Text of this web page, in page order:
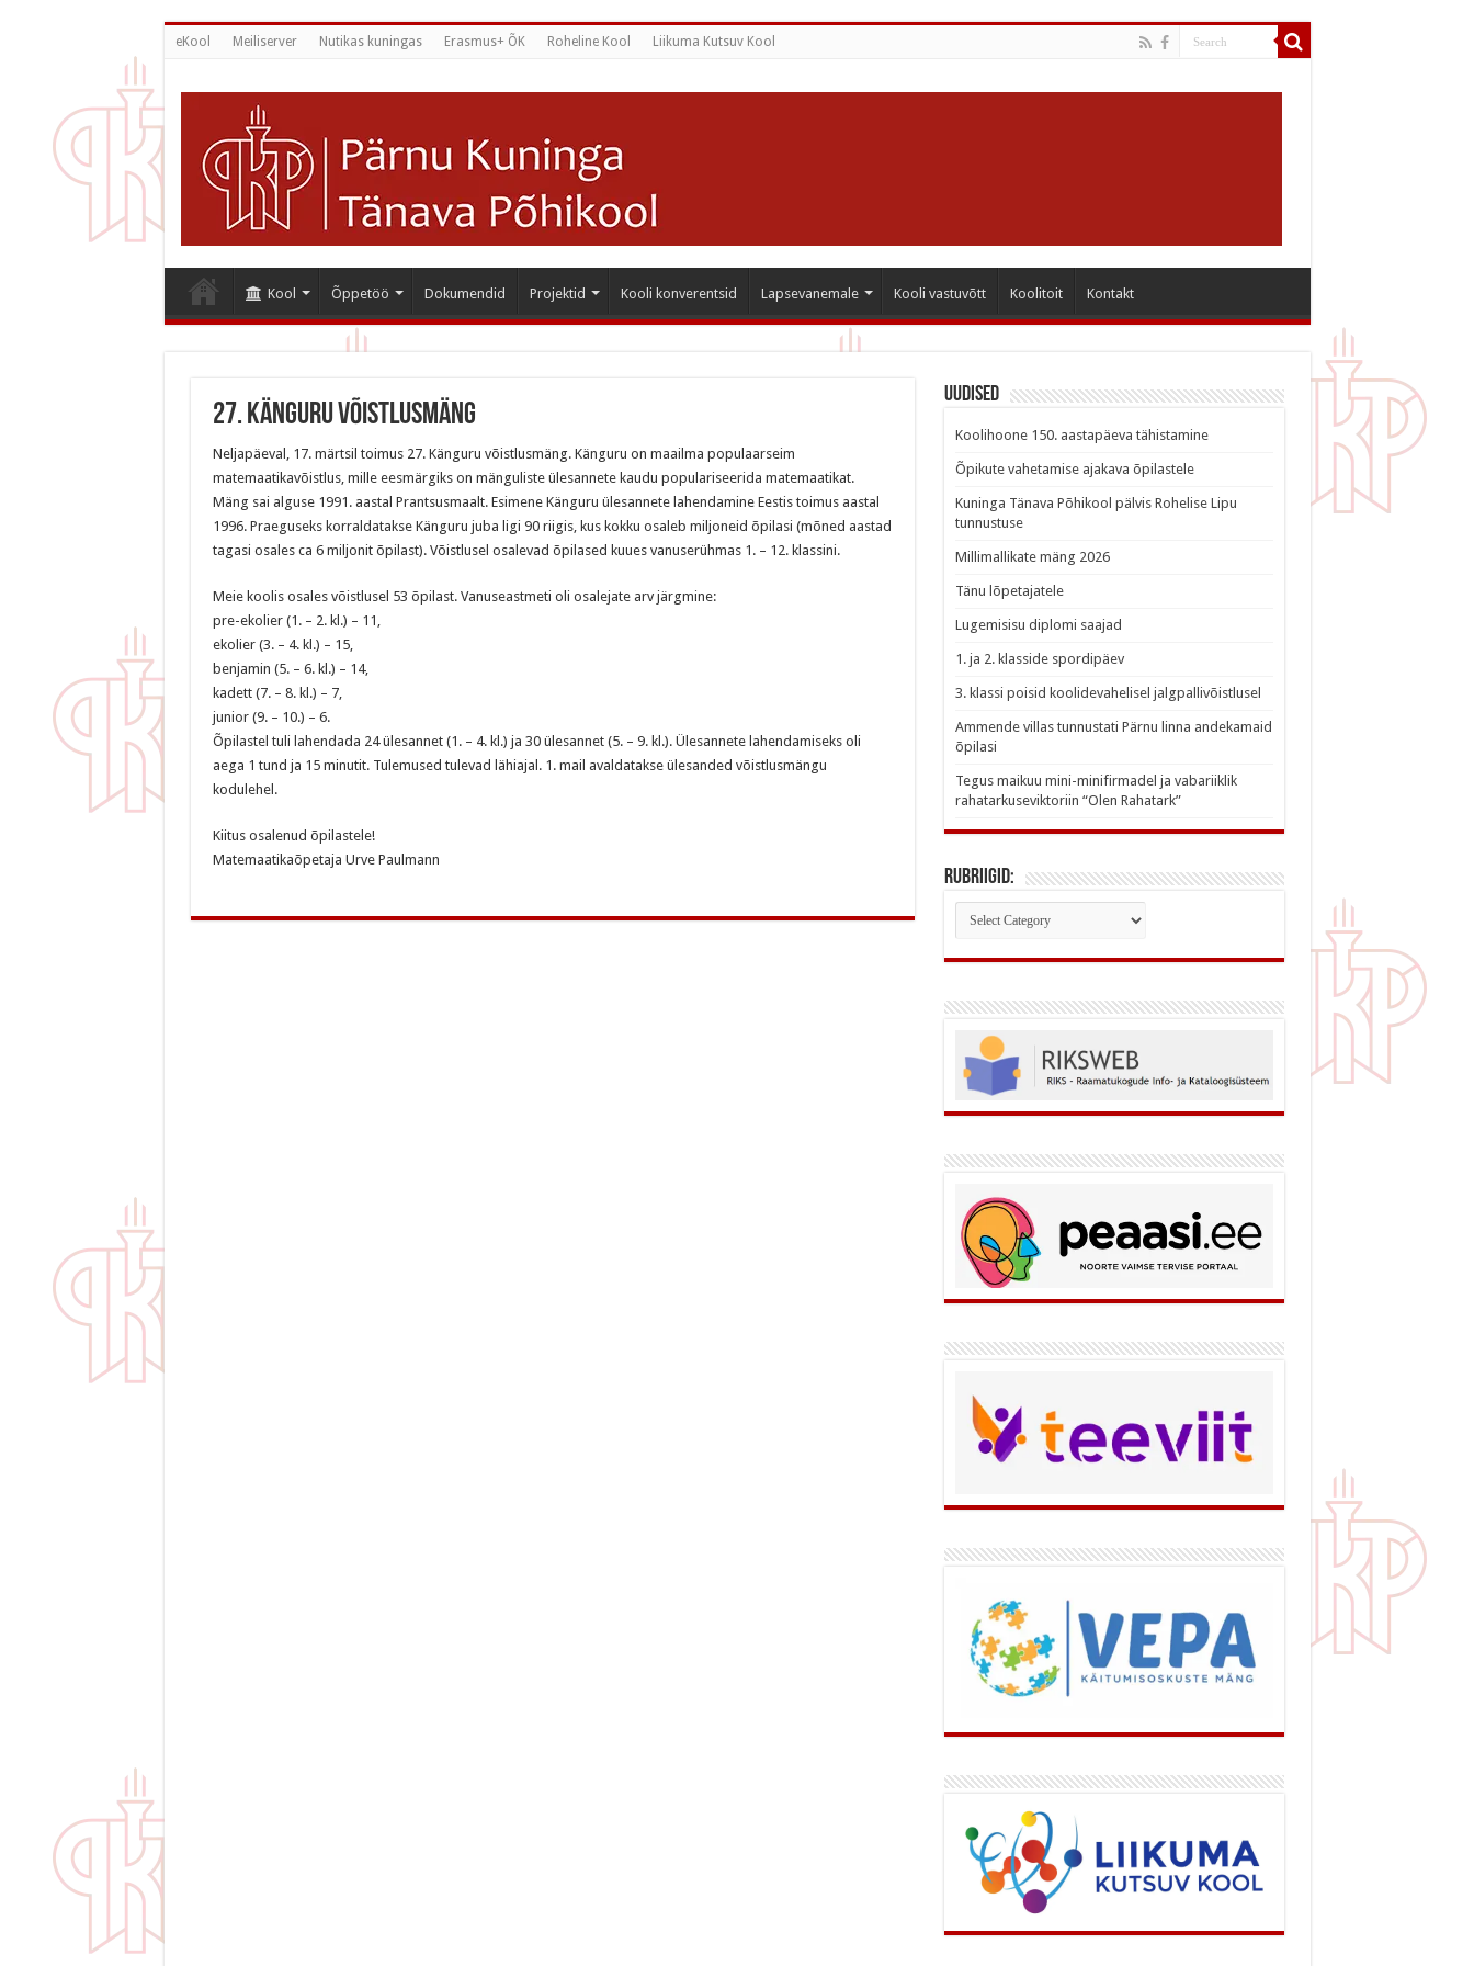
eKool Meiliserver Nutikas kuningas Erasmus+ ÕK Roheline Kool Liikuma Kutsuv Kool
Kool Õppetöö Dokumendid Projektid Kooli konverentsid Lapsevanemale Kooli vastuvõtt Koolitoit Kontakt
27. Känguru võistlusmäng
Neljapäeval, 17. märtsil toimus 27. Känguru võistlusmäng. Känguru on maailma populaarseim
matemaatikavõistlus, mille eesmärgiks on mänguliste ülesannete kaudu populariseerida matemaatikat.
Mäng sai alguse 1991. aastal Prantsusmaalt. Esimene Känguru ülesannete lahendamine Eestis toimus aastal
1996. Praeguseks korraldatakse Känguru juba ligi 90 riigis, kus kokku osaleb miljoneid õpilasi (mõned aastad
tagasi osales ca 6 miljonit õpilast). Võistlusel osalevad õpilased kuues vanuserühmas 1. – 12. klassini.
Meie koolis osales võistlusel 53 õpilast. Vanuseastmeti oli osalejate arv järgmine:
pre-ekolier (1. – 2. kl.) – 11,
ekolier (3. – 4. kl.) – 15,
benjamin (5. – 6. kl.) – 14,
kadett (7. – 8. kl.) – 7,
junior (9. – 10.) – 6.
Õpilastel tuli lahendada 24 ülesannet (1. – 4. kl.) ja 30 ülesannet (5. – 9. kl.). Ülesannete lahendamiseks oli
aega 1 tund ja 15 minutit. Tulemused tulevad lähiajal. 1. mail avaldatakse ülesanded võistlusmängu
kodulehel.
Kiitus osalenud õpilastele!
Matemaatikaõpetaja Urve Paulmann
Uudised
Koolihoone 150. aastapäeva tähistamine
Õpikute vahetamise ajakava õpilastele
Kuninga Tänava Põhikool pälvis Rohelise Lipu
tunnustuse
Millimallikate mäng 2026
Tänu lõpetajatele
Lugemisisu diplomi saajad
1. ja 2. klasside spordipäev
3. klassi poisid koolidevahelisel jalgpallivõistlusel
Ammende villas tunnustati Pärnu linna andekamaid
õpilasi
Tegus maikuu mini-minifirmadel ja vabariiklik
rahatarkuseviktoriin “Olen Rahatark”
Rubriigid:
Rubriigid: